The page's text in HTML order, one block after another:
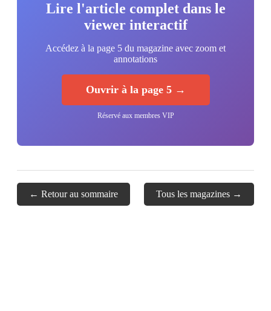
Lire l'article complet dans le
viewer interactif
Accédez à la page 5 du magazine avec zoom et
annotations
Ouvrir à la page 5 →
Réservé aux membres VIP
← Retour au sommaire Tous les magazines →